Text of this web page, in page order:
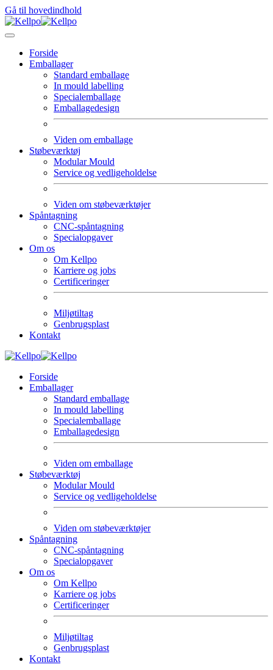
Gå til hovedindhold
Forside
Emballager
Standard emballage
In mould labelling
Specialemballage
Emballagedesign
Viden om emballage
Støbeværktøj
Modular Mould
Service og vedligeholdelse
Viden om støbeværktøjer
Spåntagning
CNC-spåntagning
Specialopgaver
Om os
Om Kellpo
Karriere og jobs
Certificeringer
Miljøtiltag
Genbrugsplast
Kontakt
Forside
Emballager
Standard emballage
In mould labelling
Specialemballage
Emballagedesign
Viden om emballage
Støbeværktøj
Modular Mould
Service og vedligeholdelse
Viden om støbeværktøjer
Spåntagning
CNC-spåntagning
Specialopgaver
Om os
Om Kellpo
Karriere og jobs
Certificeringer
Miljøtiltag
Genbrugsplast
Kontakt